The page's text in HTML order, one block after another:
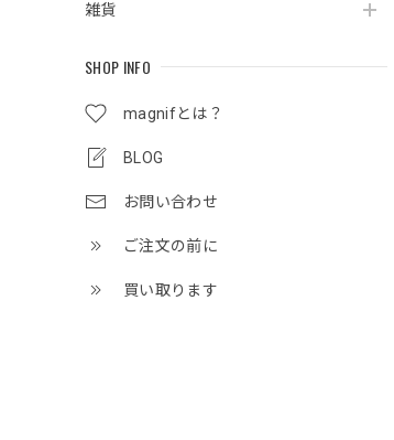
雑貨
SHOP INFO
magnifとは？
BLOG
お問い合わせ
ご注文の前に
買い取ります